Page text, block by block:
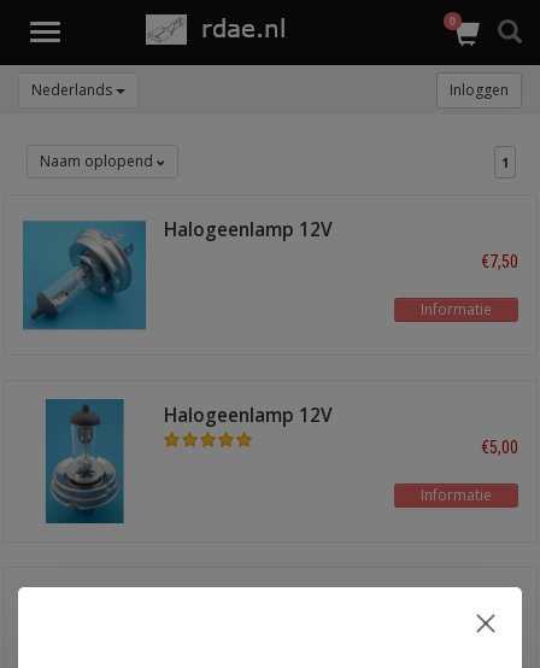
Toggle
0
Nederlands Inloggen
Naam oplopend 1
Halogeenlamp 12V
100/90W P45T
€7,50
Informatie
Halogeenlamp 12V
60/55W P45T
€5,00
Informatie
€9,00